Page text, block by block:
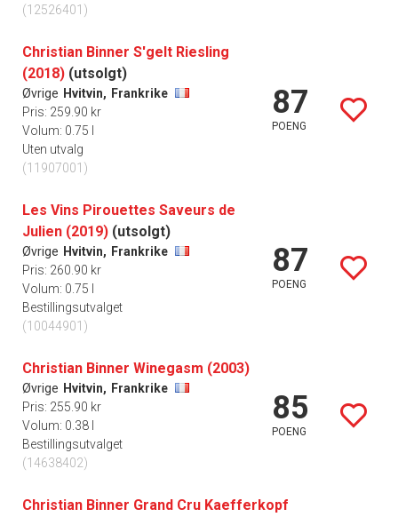
(12526401)
Christian Binner S'gelt Riesling
(2018) (utsolgt)
Øvrige Hvitvin, Frankrike
Pris: 259.90 kr
Volum: 0.75 l
Uten utvalg
(11907001)
87
POENG
Les Vins Pirouettes Saveurs de
Julien (2019) (utsolgt)
Øvrige Hvitvin, Frankrike
Pris: 260.90 kr
Volum: 0.75 l
Bestillingsutvalget
(10044901)
87
POENG
Christian Binner Winegasm (2003)
Øvrige Hvitvin, Frankrike
Pris: 255.90 kr
Volum: 0.38 l
Bestillingsutvalget
(14638402)
85
POENG
Christian Binner Grand Cru Kaefferkopf